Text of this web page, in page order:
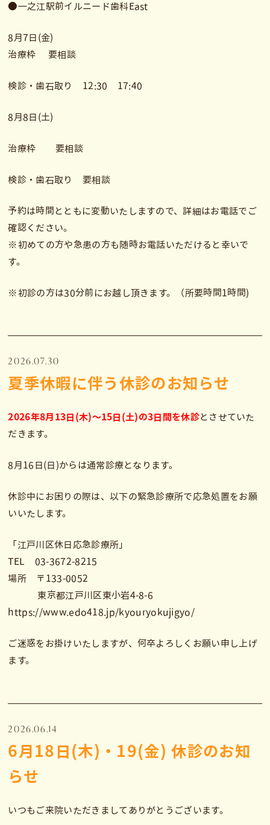
●一之江駅前イルニード歯科East
8月7日(金)
治療枠 要相談
検診・歯石取り 12:30 17:40
8月8日(土)
治療枠 要相談
検診・歯石取り 要相談
予約は時間とともに変動いたしますので、詳細はお電話でご
確認ください。
※初めての方や急患の方も随時お電話いただけると幸いで
す。
※初診の方は30分前にお越し頂きます。（所要時間1時間)
2026.07.30
夏季休暇に伴う休診のお知らせ
2026年8月13日(木)～15日(土)の3日間を休診とさせていた
だきます。
8月16日(日)からは通常診療となります。
休診中にお困りの際は、以下の緊急診療所で応急処置をお願
いいたします。
「江戸川区休日応急診療所」
TEL 03-3672-8215
場所 〒133-0052
東京都江戸川区東小岩4-8-6
https://www.edo418.jp/kyouryokujigyo/
ご迷惑をお掛けいたしますが、何卒よろしくお願い申し上げ
ます。
2026.06.14
6月18日(木)・19(金) 休診のお知
らせ
いつもご来院いただきましてありがとうございます。